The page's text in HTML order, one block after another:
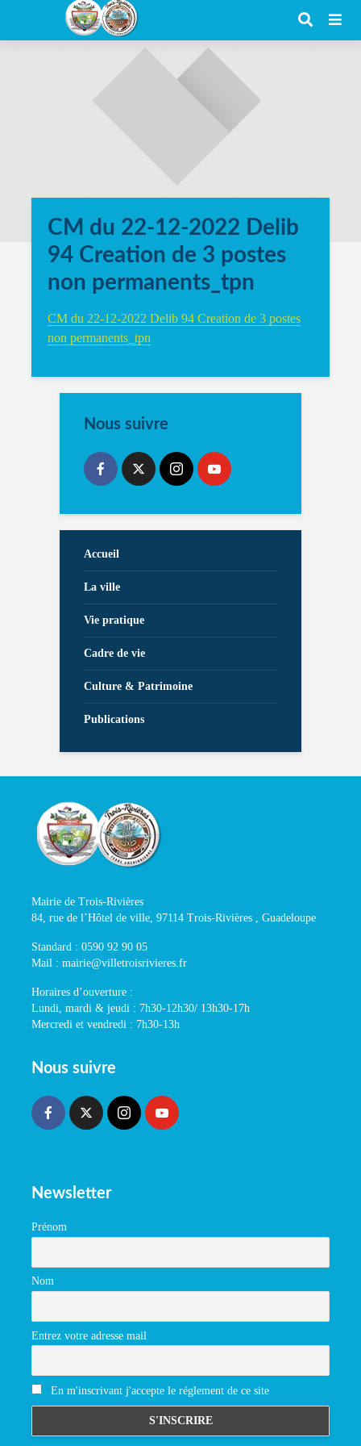
CM du 22-12-2022 Delib
94 Creation de 3 postes
non permanents_tpn
CM du 22-12-2022 Delib 94 Creation de 3 postes
non permanents_tpn
Nous suivre
Accueil
La ville
Vie pratique
Cadre de vie
Culture & Patrimoine
Publications
Mairie de Trois-Rivières
84, rue de l’Hôtel de ville, 97114 Trois-Rivières , Guadeloupe
Standard : 0590 92 90 05
Mail : mairie@villetroisrivieres.fr
Horaires d’ouverture :
Lundi, mardi & jeudi : 7h30-12h30/ 13h30-17h
Mercredi et vendredi : 7h30-13h
Nous suivre
Newsletter
Prénom
Nom
Entrez votre adresse mail
En m'inscrivant j'accepte le réglement de ce site